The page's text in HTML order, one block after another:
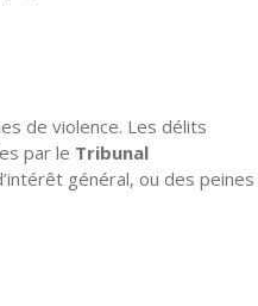
de violence. Les délits
par le Tribunal
général, ou des peines